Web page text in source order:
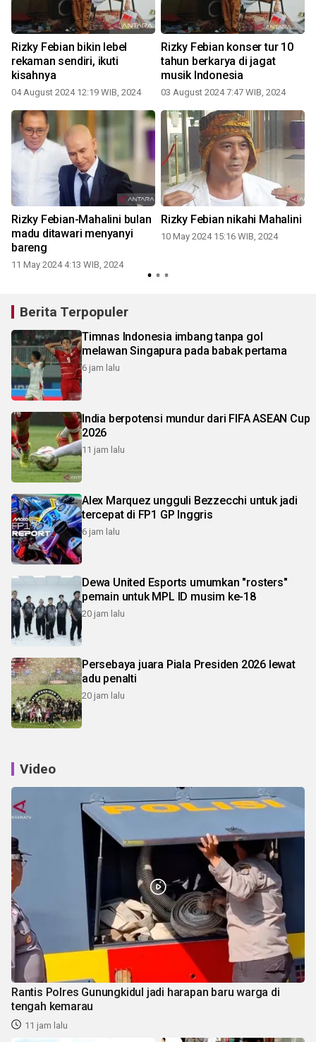
Rizky Febian bikin lebel
rekaman sendiri, ikuti
kisahnya
04 August 2024 12:19 WIB, 2024
Rizky Febian konser tur 10
tahun berkarya di jagat
musik Indonesia
03 August 2024 7:47 WIB, 2024
Rizky Febian-Mahalini bulan
madu ditawari menyanyi
bareng
11 May 2024 4:13 WIB, 2024
Rizky Febian nikahi Mahalini
10 May 2024 15:16 WIB, 2024
Berita Terpopuler
Timnas Indonesia imbang tanpa gol
melawan Singapura pada babak pertama
6 jam lalu
India berpotensi mundur dari FIFA ASEAN Cup
2026
11 jam lalu
Alex Marquez ungguli Bezzecchi untuk jadi
tercepat di FP1 GP Inggris
6 jam lalu
Dewa United Esports umumkan "rosters"
pemain untuk MPL ID musim ke-18
20 jam lalu
Persebaya juara Piala Presiden 2026 lewat
adu penalti
20 jam lalu
Video
Rantis Polres Gunungkidul jadi harapan baru warga di
tengah kemarau
11 jam lalu